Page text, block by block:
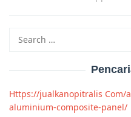
Https://jualkanopitralis Com/
aluminium-composite-panel/